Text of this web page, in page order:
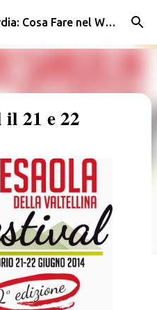
principali Eventi e Sagre Lombardia: Cosa Fare nel Weekend | Weekendidea
21 e 22